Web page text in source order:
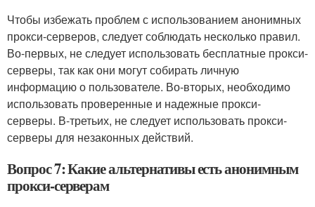
Чтобы избежать проблем с использованием анонимных
прокси-серверов, следует соблюдать несколько правил.
Во-первых, не следует использовать бесплатные прокси-
серверы, так как они могут собирать личную
информацию о пользователе. Во-вторых, необходимо
использовать проверенные и надежные прокси-
серверы. В-третьих, не следует использовать прокси-
серверы для незаконных действий.
Вопрос 7: Какие альтернативы есть анонимным
прокси-серверам